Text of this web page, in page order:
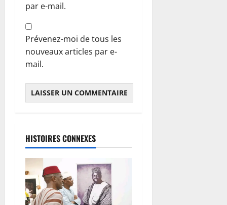
par e-mail.
Prévenez-moi de tous les
nouveaux articles par e-
mail.
HISTOIRES CONNEXES